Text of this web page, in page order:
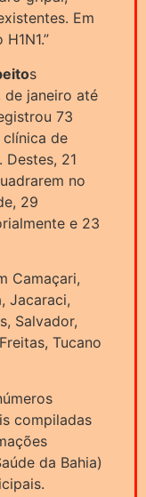
Em
s
de janeiro até
73
de
21
no
29
e 23
Camaçari,
Jacaraci,
Salvador,
Tucano
compiladas
da Bahia)